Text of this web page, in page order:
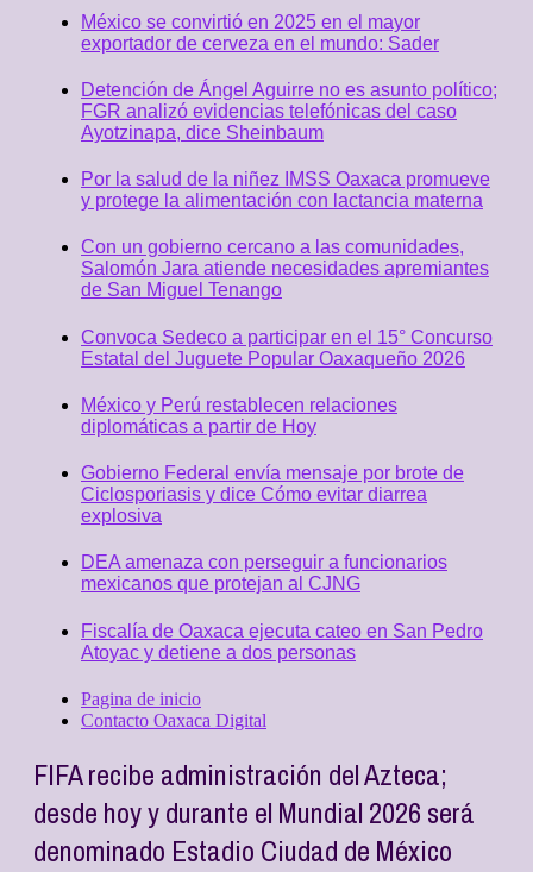
México se convirtió en 2025 en el mayor
exportador de cerveza en el mundo: Sader
Detención de Ángel Aguirre no es asunto político;
FGR analizó evidencias telefónicas del caso
Ayotzinapa, dice Sheinbaum
Por la salud de la niñez IMSS Oaxaca promueve
y protege la alimentación con lactancia materna
Con un gobierno cercano a las comunidades,
Salomón Jara atiende necesidades apremiantes
de San Miguel Tenango
Convoca Sedeco a participar en el 15° Concurso
Estatal del Juguete Popular Oaxaqueño 2026
México y Perú restablecen relaciones
diplomáticas a partir de Hoy
Gobierno Federal envía mensaje por brote de
Ciclosporiasis y dice Cómo evitar diarrea
explosiva
DEA amenaza con perseguir a funcionarios
mexicanos que protejan al CJNG
Fiscalía de Oaxaca ejecuta cateo en San Pedro
Atoyac y detiene a dos personas
Pagina de inicio
Contacto Oaxaca Digital
FIFA recibe administración del Azteca;
desde hoy y durante el Mundial 2026 será
denominado Estadio Ciudad de México